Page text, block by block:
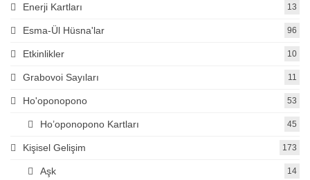
Enerji Kartları 13
Esma-Ül Hüsna'lar 96
Etkinlikler 10
Grabovoi Sayıları 11
Ho'oponopono 53
Ho’oponopono Kartları 45
Kişisel Gelişim 173
Aşk 14